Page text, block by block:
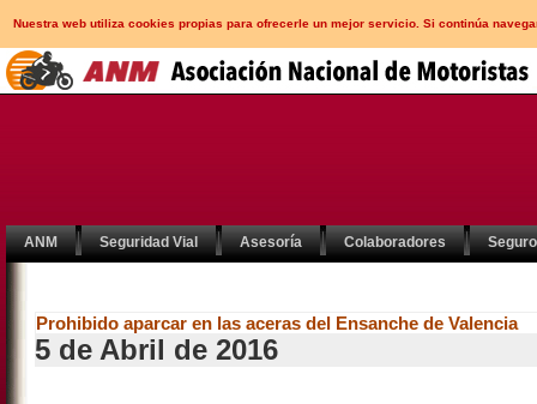
Nuestra web utiliza cookies propias para ofrecerle un mejor servicio. Si continúa
ANM Seguridad Vial Asesoría Colaboradores
Prohibido aparcar en las aceras del Ensanche de Valencia
5 de Abril de 2016